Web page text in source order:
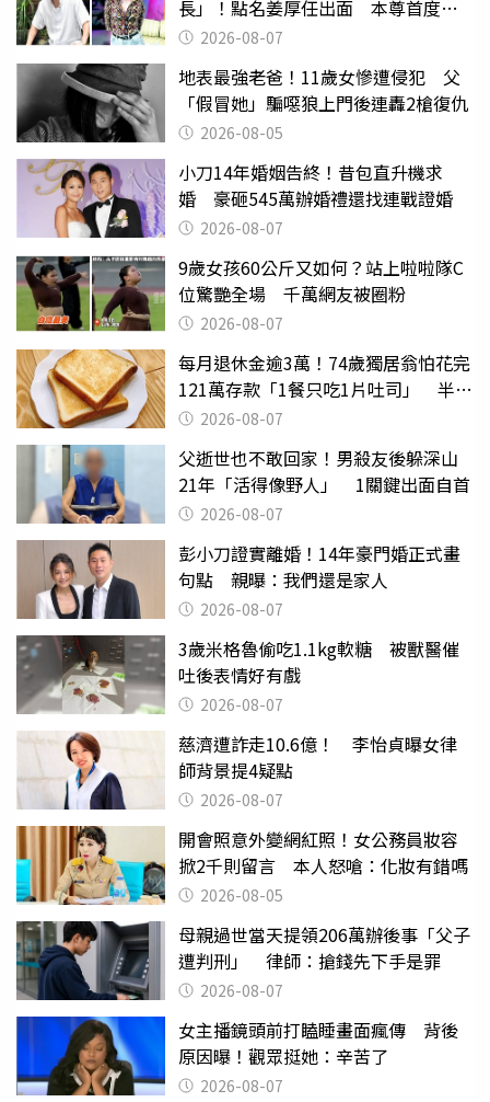
長」！點名姜厚任出面 本尊首度回
應了2026-08-07
地表最強老爸！11歲女慘遭侵犯 父
「假冒她」騙噁狼上門後連轟2槍復仇
2026-08-05
小刀14年婚姻告終！昔包直升機求
婚 豪砸545萬辦婚禮還找連戰證婚
2026-08-07
9歲女孩60公斤又如何？站上啦啦隊C
位驚艷全場 千萬網友被圈粉
2026-08-07
每月退休金逾3萬！74歲獨居翁怕花完
121萬存款「1餐只吃1片吐司」 半年
後暴瘦嚇壞女兒
2026-08-07
父逝世也不敢回家！男殺友後躲深山
21年「活得像野人」 1關鍵出面自首
2026-08-07
彭小刀證實離婚！14年豪門婚正式畫
句點 親曝：我們還是家人
2026-08-07
3歲米格魯偷吃1.1kg軟糖 被獸醫催
吐後表情好有戲
2026-08-07
慈濟遭詐走10.6億！ 李怡貞曝女律
師背景提4疑點
2026-08-07
開會照意外變網紅照！女公務員妝容
掀2千則留言 本人怒嗆：化妝有錯嗎
2026-08-05
母親過世當天提領206萬辦後事「父子
遭判刑」 律師：搶錢先下手是罪
2026-08-07
女主播鏡頭前打瞌睡畫面瘋傳 背後
原因曝！觀眾挺她：辛苦了
2026-08-07